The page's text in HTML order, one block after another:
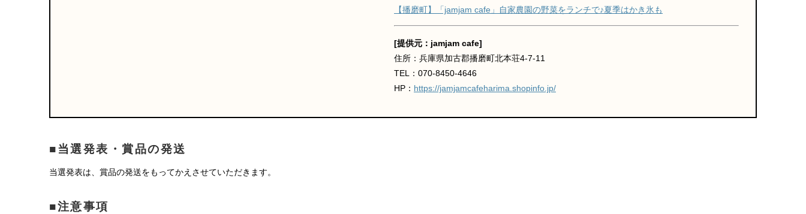
【播磨町】「jamjam cafe」自家農園の野菜をランチで♪夏季はかき氷も
[提供元：jamjam cafe]
住所：兵庫県加古郡播磨町北本荘4-7-11
TEL：070-8450-4646
HP： https://jamjamcafeharima.shopinfo.jp/
■当選発表・賞品の発送
当選発表は、賞品の発送をもってかえさせていただきます。
■注意事項